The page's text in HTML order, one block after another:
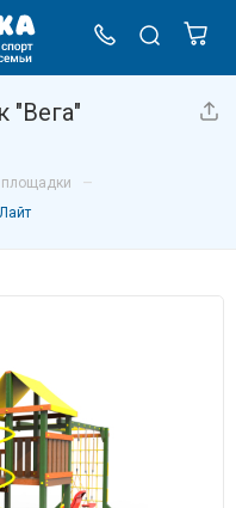
"Вега"
площадки –